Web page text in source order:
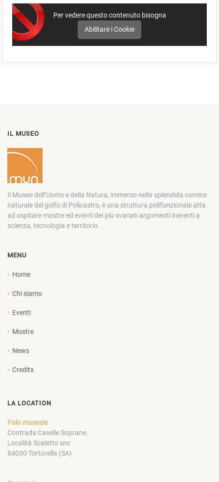
Per vedere questo contenuto bisogna
Abilitare i Cookie
IL MUSEO
Il Museo dell’Uomo e della Natura, immerso nella splendida cornice
naturale del golfo di Policastro, è una struttura polifunzionale atta
ad ospitare mostre ed eventi dei più svariati argomenti inerenti a
scienza, tecnologia e territorio.
MENU
Home
Chi siamo
Eventi
Mostre
News
Credits
LA LOCATION
Polo museale
Contrada Caselle Soprane,
Località Scaletto snc
84030 Tortorella (SA)